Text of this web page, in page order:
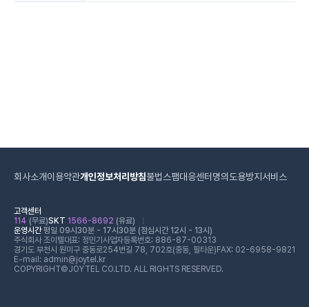
회사소개이용약관개인정보처리방침불법스팸대응센터 명의도용방지서비스
고객센터
114 (무료)SKT 1566-8692 (유료)
운영시간평일 09시30분 - 17시30분 (점심시간 12시 - 13시)
주식회사 조이텔대표: 정민기 사업자등록번호: 886-87-00313
경기도 부천시 원미구 중동로254번길 78, 702호(중동, 필타운) FAX: 02-6958-9821
E-mail: admin@joytel.kr
COPYRIGHT©JOYTEL CO.LTD. ALL RIGHTS RESERVED.